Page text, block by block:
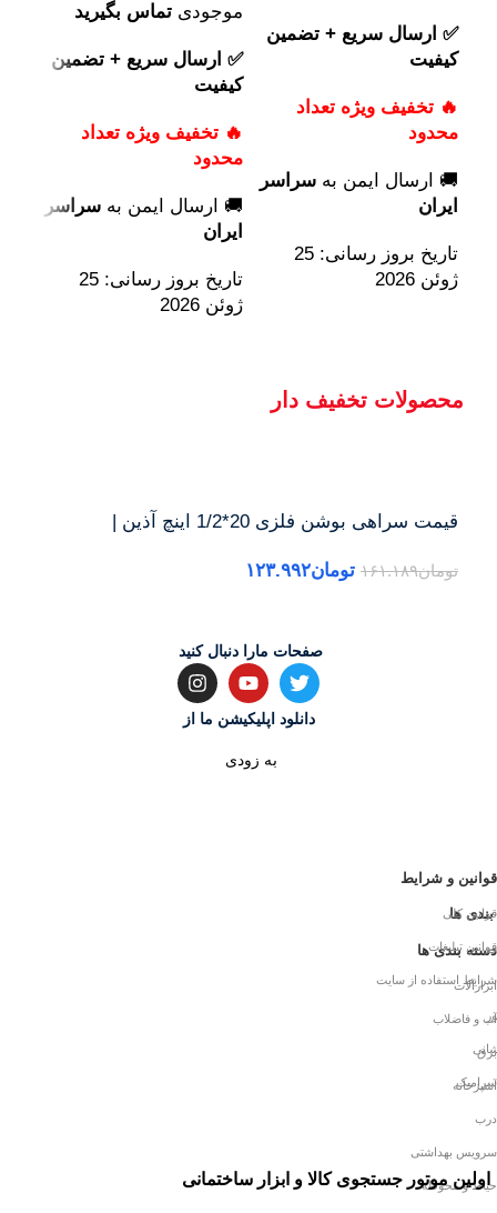
✅ ارسال سریع + تضمین
کیفیت
🔥 تخفیف ویژه تعداد
محدود
🚚 ارسال ایمن به سراسر
ایران
تاریخ بروز رسانی: 25
ژوئن 2026
موجودی تماس بگیرید
✅ ارسال سریع + تضمین
کیفیت
🔥 تخفیف ویژه تعداد
محدود
🚚 ارسال ایمن به سراسر
ایران
تاریخ بروز رسانی: 25
ژوئن 2026
محصولات تخفیف دار
قیمت سراهی بوشن فلزی 20*1/2 اینچ آذین |
تومان۱۶۱.۱۸۹ تومان۱۲۳.۹۹۲
دانلود اپلیکیشن ما از
به زودی
صفحات مارا دنبال کنید
دسته بندی ها
ابزارآلات
آب و فاضلاب
برق
آشپزخانه
درب
سرویس بهداشتی
حیاط و محوطه
ها
قوانین و شرایط
قوانین کلی
قوانین تبلیغات
شرایط استفاده از سایت
اولین موتور جستجوی کالا و ابزار ساختمانی